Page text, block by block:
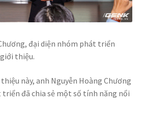
đại diện nhóm phát triển
thiệu.
này, anh Nguyễn Hoàng Chương
đã chia sẻ một số tính năng nổi